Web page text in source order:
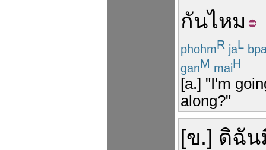
กันไหม
phohmR jaL
ganM maiH
[a.] "I'm
along?"
[ข.] ดิฉัน